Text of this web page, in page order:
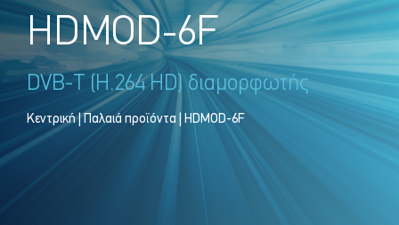
HDMOD-6F
DVB-T (H.264 HD) διαμορφωτής
Κεντρική|Παλαιά προϊόντα | HDMOD-6F